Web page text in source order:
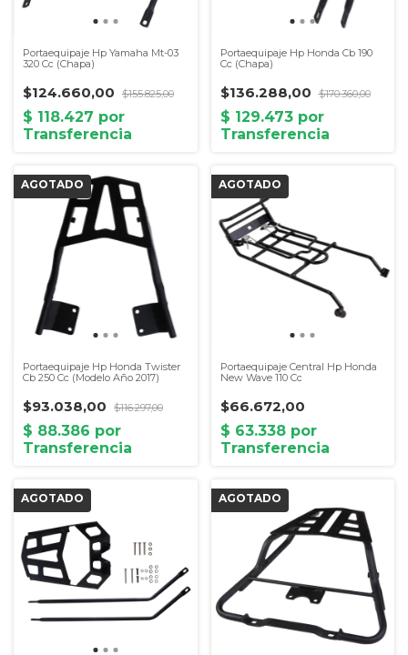
Portaequipaje Hp Yamaha Mt-03
320 Cc (Chapa)
$124.660,00 $155.825,00
Portaequipaje Hp Honda Cb 190
Cc (Chapa)
$136.288,00 $170.360,00
Portaequipaje Hp Honda Twister
Cb 250 Cc (Modelo Año 2017)
$93.038,00 $116.297,00
Portaequipaje Central Hp Honda
New Wave 110 Cc
$66.672,00